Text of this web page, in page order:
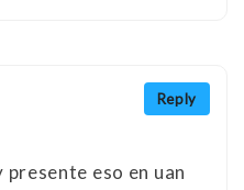
Reply
eso en uan